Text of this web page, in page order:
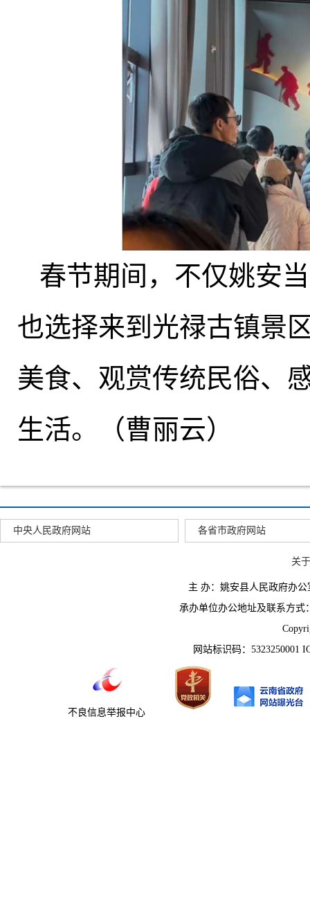
春节期间 ， 不仅姚安
也选择来到光禄古镇景
美食、观赏传统民俗、
生活。（曹丽云）
中央人民政府网站 各省市政府网站
关
主 办：姚安县人民政府办
承办单位办公地址及联系方式
网站标识码：5323250001
不良信息举报中心